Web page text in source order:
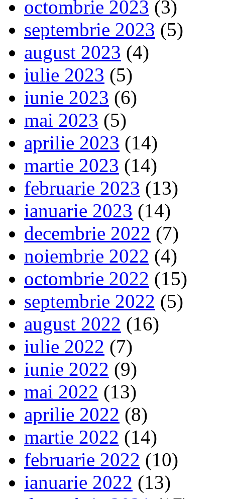
octombrie 2023 (3)
septembrie 2023 (5)
august 2023 (4)
iulie 2023 (5)
iunie 2023 (6)
mai 2023 (5)
aprilie 2023 (14)
martie 2023 (14)
februarie 2023 (13)
ianuarie 2023 (14)
decembrie 2022 (7)
noiembrie 2022 (4)
octombrie 2022 (15)
septembrie 2022 (5)
august 2022 (16)
iulie 2022 (7)
iunie 2022 (9)
mai 2022 (13)
aprilie 2022 (8)
martie 2022 (14)
februarie 2022 (10)
ianuarie 2022 (13)